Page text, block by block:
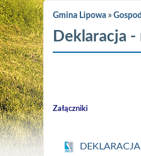
Gmina Lipowa »
Deklaracja
Załączniki